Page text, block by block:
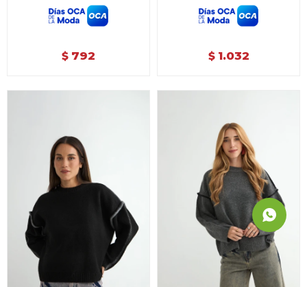
$ 792 $ 1.032